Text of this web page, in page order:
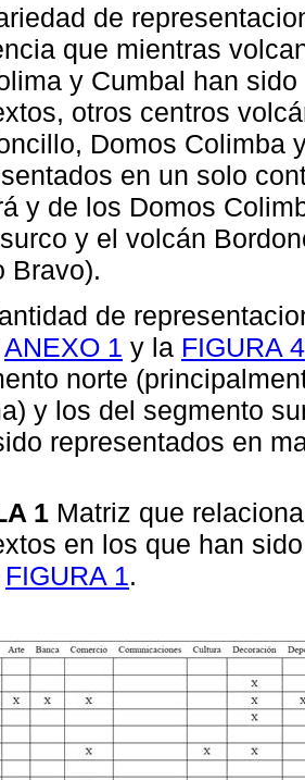
de
que mientras
y Cumbal han
otros centros
Domos Colimba
en un solo
y de los Domos
y el volcán
Bravo).
de
ANEXO 1 y la FIGURA 4
norte
y los del segmento
representados en
1 Matriz que
en los que han
FIGURA 1.